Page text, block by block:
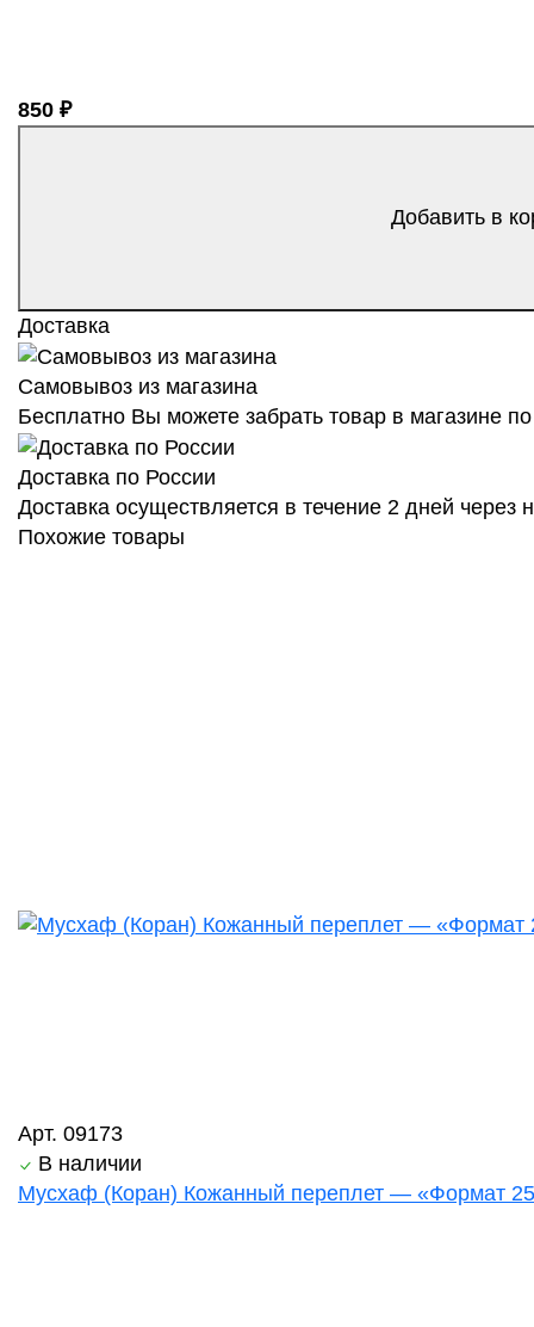
850 ₽
Добавить в
Доставка
Самовывоз из магазина
Бесплатно Вы можете забрать товар в магазине
Доставка по России
Доставка осуществляется в течение 2 дней
Похожие товары
Арт. 09173
В наличии
Мусхаф (Коран) Кожанный переплет — «Формат